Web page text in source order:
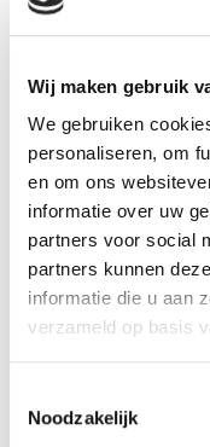
Wij maken gebruik
We gebruiken
personaliseren, om
en om ons
informatie over uw
partners voor social
partners kunnen
informatie die u aan
verzameld op basis
Noodzakelijk
Maartje Vos-